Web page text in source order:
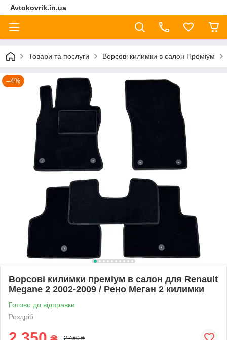
Avtokovrik.in.ua
Товари та послуги Ворсові килимки в салон Преміум
–4%
Ворсові килимки преміум в салон для Renault
Megane 2 2002-2009 / Рено Меган 2 килимки
Готово до відправки
Роздріб
2 450 ₴